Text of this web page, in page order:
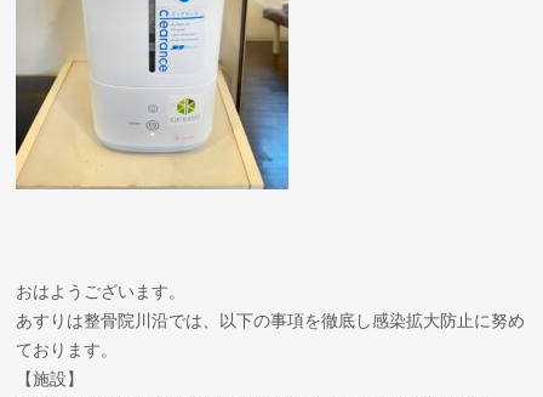
おはようございます。
あすりは整骨院川沿では、以下の事項を徹底し感染拡大防止に努め
ております。
【施設】